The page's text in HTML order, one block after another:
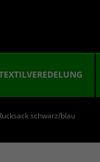
schwarz/blau